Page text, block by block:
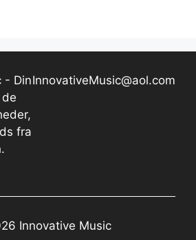
- Din
fra
InnovativeMusic@aol.com
Innovative Music